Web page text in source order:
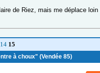
de Riez, mais me déplace
14 15
à choux" (Vendée 85)